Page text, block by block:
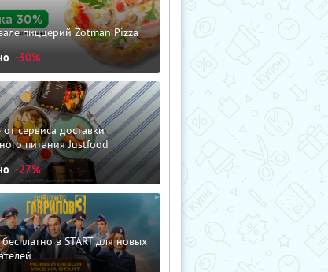
пиццерий Zotman Pizza
-30%
сервиса доставки
питания Justfood
-27%
в START для новых